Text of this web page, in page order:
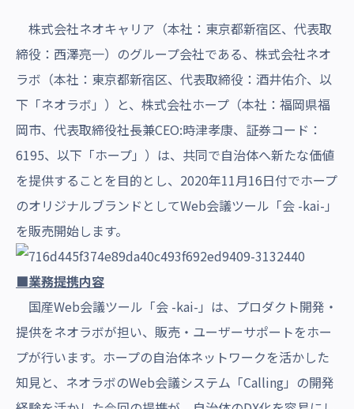
株式会社ネオキャリア（本社：東京都新宿区、代表取
締役：西澤亮一）のグループ会社である、株式会社ネオ
ラボ（本社：東京都新宿区、代表取締役：酒井佑介、以
下「ネオラボ」）と、株式会社ホープ（本社：福岡県福
岡市、代表取締役社長兼CEO:時津孝康、証券コード：
6195、以下「ホープ」）は、共同で自治体へ新たな価値
を提供することを目的とし、2020年11月16日付でホープ
のオリジナルブランドとしてWeb会議ツール「会 -kai-」
を販売開始します。
■業務提携内容
国産Web会議ツール「会 -kai-」は、プロダクト開発・
提供をネオラボが担い、販売・ユーザーサポートをホー
プが行います。ホープの自治体ネットワークを活かした
知見と、ネオラボのWeb会議システム「Calling」の開発